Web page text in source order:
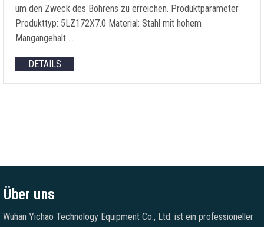
um den Zweck des Bohrens zu erreichen. Produktparameter
Produkttyp: 5LZ172X7.0 Material: Stahl mit hohem
Mangangehalt …
DETAILS
Über uns
Wuhan Yichao Technology Equipment Co., Ltd. ist ein professioneller